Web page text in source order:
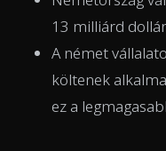
13 milliárd
A német
költenek
ez a